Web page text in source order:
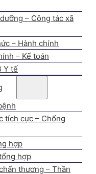
– Công tác xã
– Hành chính
– Kế toán
Y tế
tích cực – Chống
hợp
hợp
thương – Thần